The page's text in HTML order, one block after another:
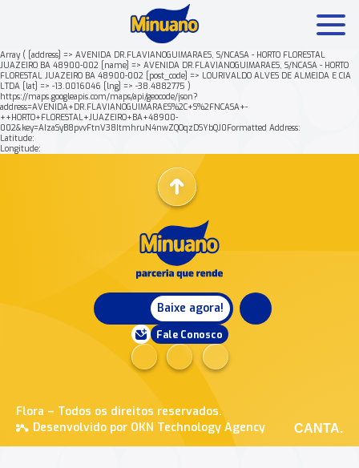
Array ( [address] => AVENIDA DR.FLAVIANOGUIMARAES, S/NCASA - HORTO FLORESTAL
JUAZEIRO BA 48900-002 [name] => AVENIDA DR.FLAVIANOGUIMARAES, S/NCASA - HORTO
FLORESTAL JUAZEIRO BA 48900-002 [post_code] => LOURIVALDO ALVES DE ALMEIDA E CIA
LTDA [lat] => -13.0016046 [lng] => -38.4882775 )
https://maps.googleapis.com/maps/api/geocode/json?
address=AVENIDA+DR.FLAVIANOGUIMARAES%2C+S%2FNCASA+-
++HORTO+FLORESTAL+JUAZEIRO+BA+48900-
002&key=AIzaSyB8pvvFtnV38ItmhruN4nwZQOqzDSYbQJ0Formatted Address:
Latitude:
Longitude:
Baixe agora!
Fale Conosco
Flora – Todos os direitos reservados.
Desenvolvido por OKN Technology Agency
CANTA.
Mais buscados: Produtos Minuano Rende +
Nossa história